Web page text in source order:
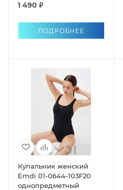
1 490 ₽
ПОДРОБНЕЕ
Купальник женский
Emdi 01-0644-103F20
однопредметный